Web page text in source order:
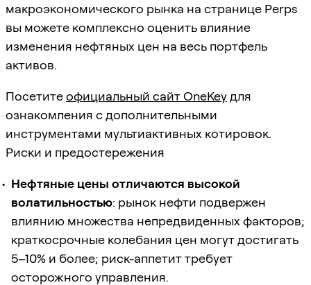
макроэкономического рынка на странице Perps
вы можете комплексно оценить влияние
изменения нефтяных цен на весь портфель
активов.
Посетитеофициальный сайт OneKeyдля
ознакомления с дополнительными
инструментами мультиактивных котировок.
Риски и предостережения
Нефтяные цены отличаются высокой
волатильностью: рынок нефти подвержен
влиянию множества непредвиденных факторов;
краткосрочные колебания цен могут достигать
5–10% и более; риск-аппетит требует
осторожного управления.